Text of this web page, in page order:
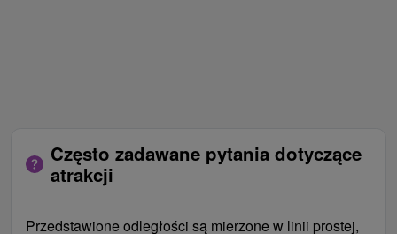
Często zadawane pytania dotyczące
atrakcji
Przedstawione odległości są mierzone w linii prostej,